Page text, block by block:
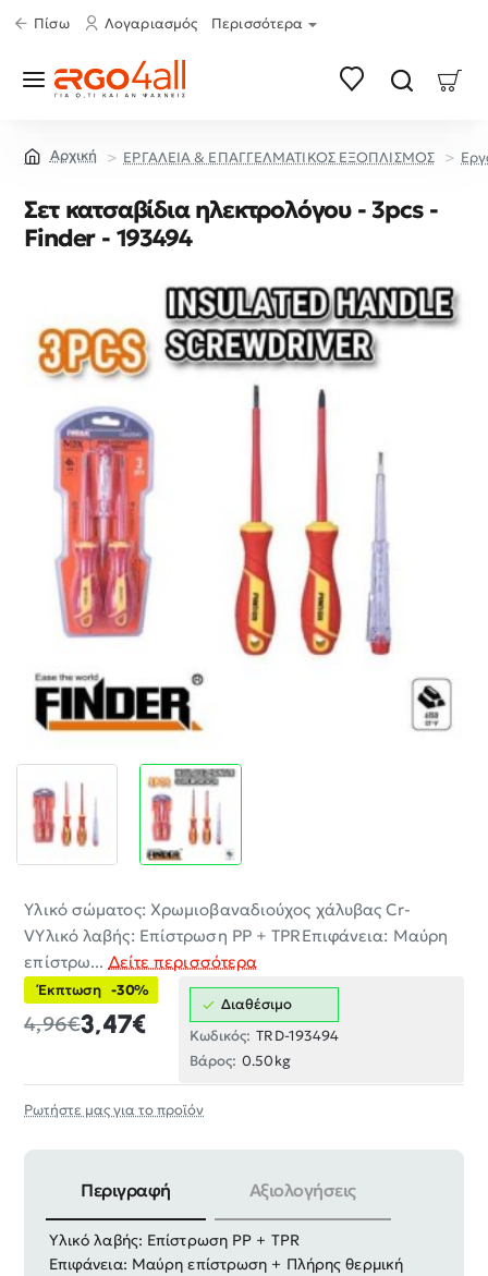
Πίσω Λογαριασμός Περισσότερα
ΕΡΓΑΛΕΙΑ & ΕΠΑΓΓΕΛΜΑΤΙΚΟΣ ΕΞΟΠΛΙΣΜΟΣ
Σετ κατσαβίδια ηλεκτρολόγου - 3pcs -
Finder - 193494
Υλικό σώματος: Χρωμιοβαναδιούχος χάλυβας Cr-
VΥλικό λαβής: Επίστρωση PP + TPRΕπιφάνεια: Μαύρη
επίστρω... Δείτε περισσότερα
Έκπτωση -30%
3,47€
4,96€
Διαθέσιμο
Κωδικός: TRD-193494
Βάρος: 0.50kg
Ρωτήστε μας για το προϊόν
Περιγραφή Αξιολογήσεις
Υλικό σώματος: Χρωμιοβαναδιούχος χάλυβας Cr-V
Υλικό λαβής: Επίστρωση PP + TPR
Επιφάνεια: Μαύρη επίστρωση + Πλήρης θερμική